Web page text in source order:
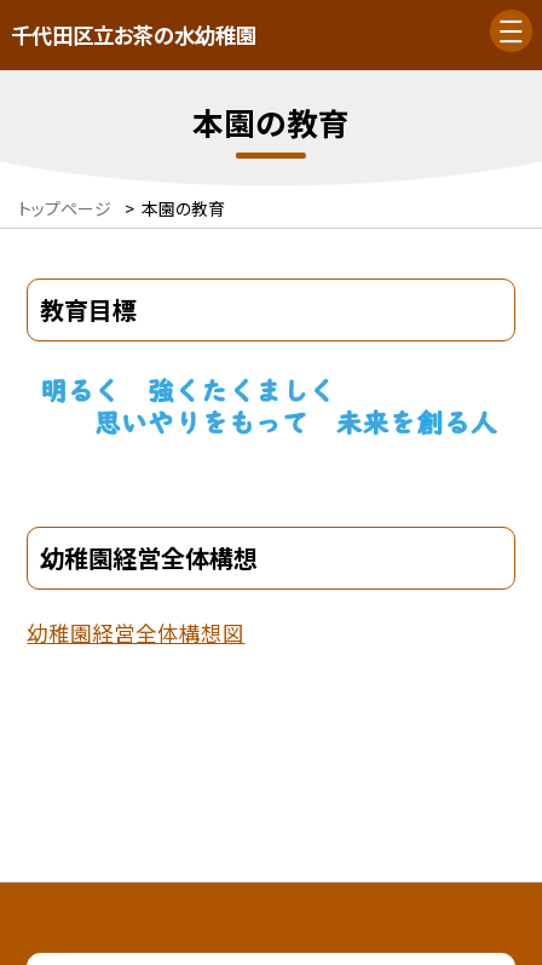
千代田区立お茶の水幼稚園
本園の教育
トップページ > 本園の教育
教育目標
幼稚園経営全体構想
幼稚園経営全体構想図